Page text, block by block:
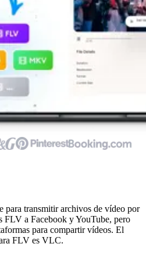
para transmitir archivos de vídeo por
FLV a Facebook y YouTube, pero
para compartir vídeos. El
FLV es VLC.